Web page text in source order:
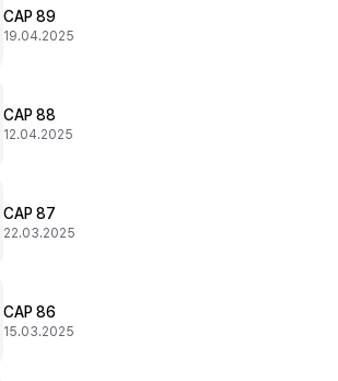
CAP 89
19.04.2025
CAP 88
12.04.2025
CAP 87
22.03.2025
CAP 86
15.03.2025